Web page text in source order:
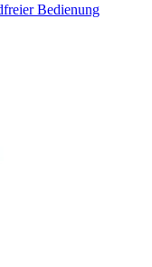
Bedienung